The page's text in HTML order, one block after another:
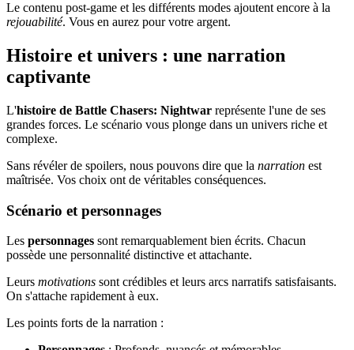
Le contenu post-game et les différents modes ajoutent encore à la
rejouabilité. Vous en aurez pour votre argent.
Histoire et univers : une narration
captivante
L'histoire de Battle Chasers: Nightwar représente l'une de ses
grandes forces. Le scénario vous plonge dans un univers riche et
complexe.
Sans révéler de spoilers, nous pouvons dire que la narration est
maîtrisée. Vos choix ont de véritables conséquences.
Scénario et personnages
Les personnages sont remarquablement bien écrits. Chacun
possède une personnalité distinctive et attachante.
Leurs motivations sont crédibles et leurs arcs narratifs satisfaisants.
On s'attache rapidement à eux.
Les points forts de la narration :